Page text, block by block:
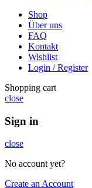
Shop
Über uns
FAQ
Kontakt
Wishlist
Login / Register
Shopping cart
close
Sign in
close
No account yet?
Create an Account